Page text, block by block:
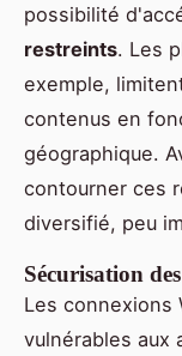
possibilité
restreints. Les
exemple,
contenus en
géographique.
contourner ces
diversifié, peu
Sécurisation
Les connexions
vulnérables aux